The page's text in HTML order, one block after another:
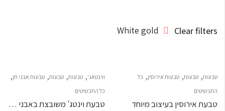
Clear filters
White gold
טבעות, טבעות, טבעות אירוסין, כל
התכשיטים
טבעת אירוסין בעיצוב מיוחד
ווינטאג', טבעות, טבעות, טבעות אבני חן,
כל התכשיטים
טבעת וינטג' משובצת באבני חן ספיר